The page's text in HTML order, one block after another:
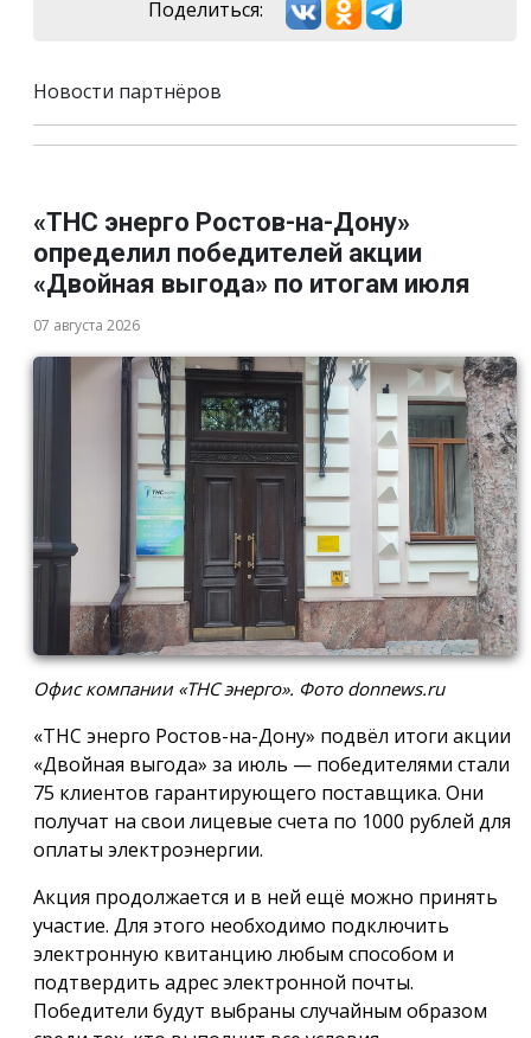
Поделиться:
Новости партнёров
«ТНС энерго Ростов-на-Дону»
определил победителей акции
«Двойная выгода» по итогам июля
07 августа 2026
Офис компании «ТНС энерго». Фото donnews.ru
«ТНС энерго Ростов-на-Дону» подвёл итоги акции
«Двойная выгода» за июль — победителями стали
75 клиентов гарантирующего поставщика. Они
получат на свои лицевые счета по 1000 рублей для
оплаты электроэнергии.
Акция продолжается и в ней ещё можно принять
участие. Для этого необходимо подключить
электронную квитанцию любым способом и
подтвердить адрес электронной почты.
Победители будут выбраны случайным образом